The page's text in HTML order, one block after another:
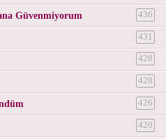
Güvenmiyorum 436
431
428
428
426
420